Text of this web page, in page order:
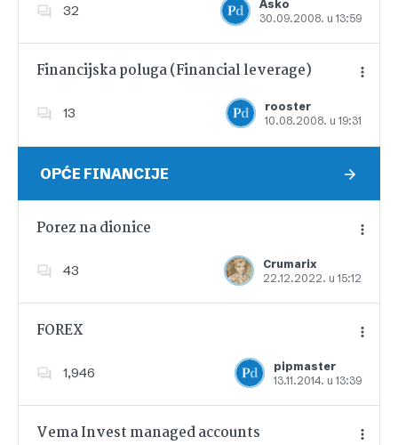
32
Asko
30.09.2008. u 13:59
Dodajte u favorite
Financijska poluga (Financial leverage)
13
rooster
10.08.2008. u 19:31
Dodajte u favorite
OPĆE FINANCIJE
Porez na dionice
43
Crumarix
22.12.2022. u 15:12
Dodajte u favorite
FOREX
1,946
pipmaster
13.11.2014. u 13:39
Dodajte u favorite
Vema Invest managed accounts